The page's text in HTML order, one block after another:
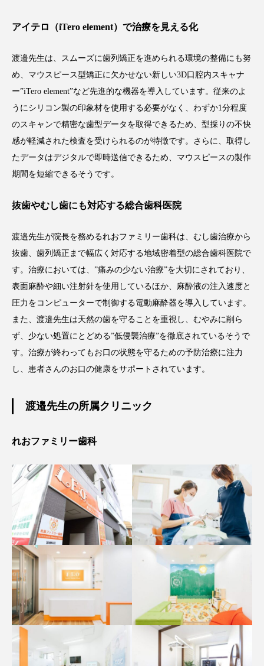
アイテロ（iTero element）で治療を見える化
渡邉先生は、スムーズに歯列矯正を進められる環境の整備にも努
め、マウスピース型矯正に欠かせない新しい3D口腔内スキャナ
ー”iTero element”など先進的な機器を導入しています。従来のよ
うにシリコン製の印象材を使用する必要がなく、わずか1分程度
のスキャンで精密な歯型データを取得できるため、型採りの不快
感が軽減された検査を受けられるのが特徴です。さらに、取得し
たデータはデジタルで即時送信できるため、マウスピースの製作
期間を短縮できるそうです。
抜歯やむし歯にも対応する総合歯科医院
渡邉先生が院長を務めるれおファミリー歯科は、むし歯治療から
抜歯、歯列矯正まで幅広く対応する地域密着型の総合歯科医院で
す。治療においては、”痛みの少ない治療”を大切にされており、
表面麻酔や細い注射針を使用しているほか、麻酔液の注入速度と
圧力をコンピューターで制御する電動麻酔器を導入しています。
また、渡邉先生は天然の歯を守ることを重視し、むやみに削ら
ず、少ない処置にとどめる”低侵襲治療”を徹底されているそうで
す。治療が終わってもお口の状態を守るための予防治療に注力
し、患者さんのお口の健康をサポートされています。
渡邉先生の所属クリニック
れおファミリー歯科